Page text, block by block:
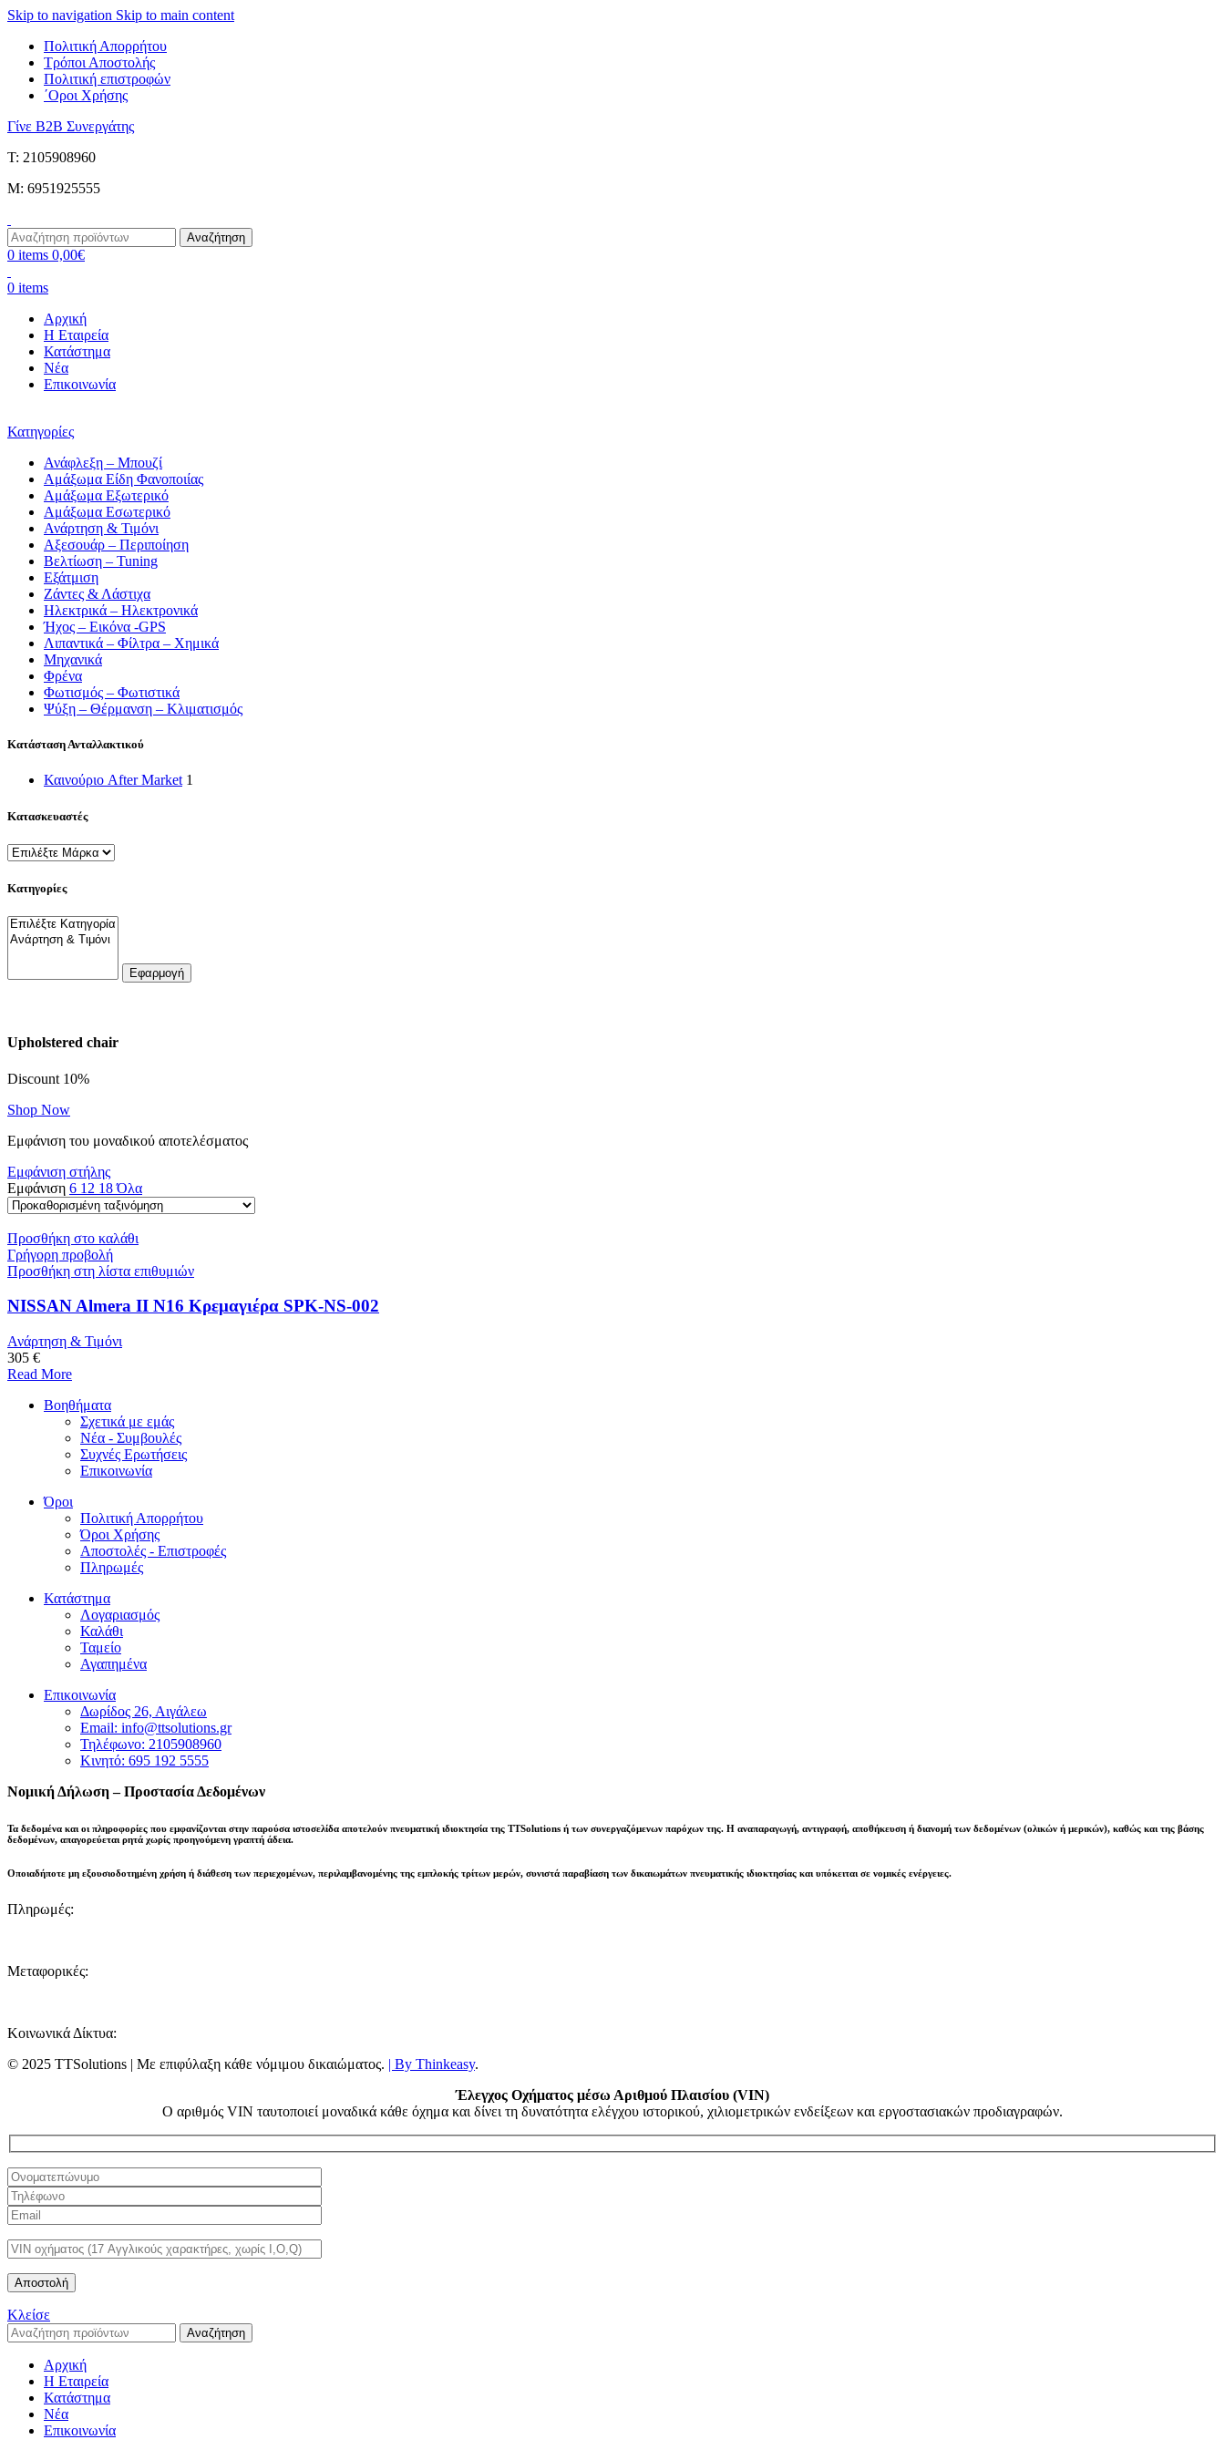
Skip to navigation Skip to main content
Πολιτική Απορρήτου
Τρόποι Αποστολής
Πολιτική επιστροφών
΄Οροι Χρήσης
Γίνε B2B Συνεργάτης
Τ: 2105908960
M: 6951925555
Αναζήτηση
0 items 0,00€
0 items
Αρχική
Η Εταιρεία
Κατάστημα
Νέα
Επικοινωνία
Κατηγορίες
Ανάφλεξη – Μπουζί
Αμάξωμα Είδη Φανοποιίας
Αμάξωμα Εξωτερικό
Αμάξωμα Εσωτερικό
Ανάρτηση & Τιμόνι
Αξεσουάρ – Περιποίηση
Βελτίωση – Tuning
Εξάτμιση
Ζάντες & Λάστιχα
Ηλεκτρικά – Ηλεκτρονικά
Ήχος – Εικόνα -GPS
Λιπαντικά – Φίλτρα – Χημικά
Μηχανικά
Φρένα
Φωτισμός – Φωτιστικά
Ψύξη – Θέρμανση – Κλιματισμός
Κατάσταση Ανταλλακτικού
Καινούριο After Market 1
Κατασκευαστές
Κατηγορίες
Εφαρμογή
Upholstered chair
Discount 10%
Shop Now
Εμφάνιση του μοναδικού αποτελέσματος
Εμφάνιση στήλης
Εμφάνιση 6 12 18Όλα
Προσθήκη στο καλάθι
Γρήγορη προβολή
Προσθήκη στη λίστα επιθυμιών
NISSAN Almera II N16 Κρεμαγιέρα SPK-NS-002
Ανάρτηση & Τιμόνι
305 €
Read More
Βοηθήματα
Σχετικά με εμάς
Νέα - Συμβουλές
Συχνές Ερωτήσεις
Επικοινωνία
Όροι
Πολιτική Απορρήτου
Όροι Χρήσης
Αποστολές - Επιστροφές
Πληρωμές
Κατάστημα
Λογαριασμός
Καλάθι
Ταμείο
Αγαπημένα
Επικοινωνία
Δωρίδος 26, Αιγάλεω
Email: info@ttsolutions.gr
Τηλέφωνο: 2105908960
Κινητό: 695 192 5555
Νομική Δήλωση – Προστασία Δεδομένων
Τα δεδομένα και οι πληροφορίες που εμφανίζονται στην παρούσα ιστοσελίδα αποτελούν πνευματική ιδιοκτησία της TTSolutions ή των συνεργαζόμενων παρόχων της. Η αναπαραγωγή, αντιγραφή, αποθήκευση ή διανομή των δεδομένων (ολικών ή μερικών), καθώς και της βάσης
δεδομένων, απαγορεύεται ρητά χωρίς προηγούμενη γραπτή άδεια.
Οποιαδήποτε μη εξουσιοδοτημένη χρήση ή διάθεση των περιεχομένων, περιλαμβανομένης της εμπλοκής τρίτων μερών, συνιστά παραβίαση των δικαιωμάτων πνευματικής ιδιοκτησίας και υπόκειται σε νομικές ενέργειες.
Πληρωμές:
Μεταφορικές:
Κοινωνικά Δίκτυα:
© 2025 TTSolutions | Με επιφύλαξη κάθε νόμιμου δικαιώματος. | By Thinkeasy.
Έλεγχος Οχήματος μέσω Αριθμού Πλαισίου (VIN)
Ο αριθμός VIN ταυτοποιεί μοναδικά κάθε όχημα και δίνει τη δυνατότητα ελέγχου ιστορικού, χιλιομετρικών ενδείξεων και εργοστασιακών προδιαγραφών.
Κλείσε
Αναζήτηση
Αρχική
Η Εταιρεία
Κατάστημα
Νέα
Επικοινωνία